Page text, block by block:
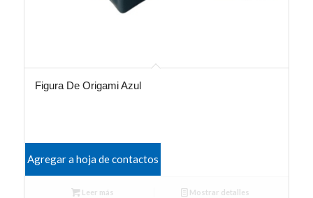
Figura De Origami Azul
Agregar a hoja de contactos
Leer más Mostrar detalles